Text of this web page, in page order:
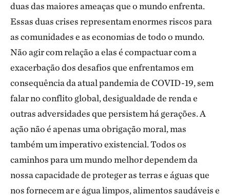
duas das maiores ameaças que o mundo enfrenta.
Essas duas crises representam enormes riscos para
as comunidades e as economias de todo o mundo.
Não agir com relação a elas é compactuar com a
exacerbação dos desafios que enfrentamos em
consequência da atual pandemia de COVID-19, sem
falar no conflito global, desigualdade de renda e
outras adversidades que persistem há gerações. A
ação não é apenas uma obrigação moral, mas
também um imperativo existencial. Todos os
caminhos para um mundo melhor dependem da
nossa capacidade de proteger as terras e águas que
nos fornecem ar e água limpos, alimentos saudáveis e